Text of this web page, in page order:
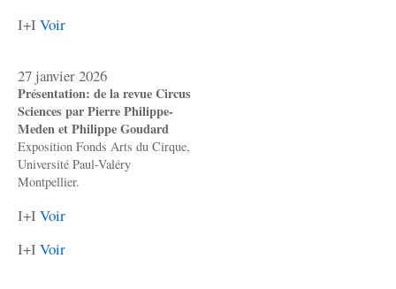
I+I Voir
27 janvier 2026
Présentation: de la revue Circus
Sciences par Pierre Philippe-
Meden et Philippe Goudard
Exposition Fonds Arts du Cirque,
Université Paul-Valéry
Montpellier.
I+I Voir
I+I Voir